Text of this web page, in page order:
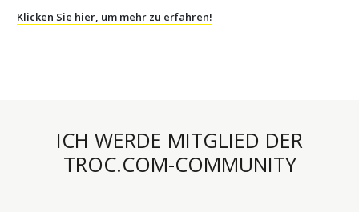
Klicken Sie hier, um mehr zu erfahren!
ICH WERDE MITGLIED DER
TROC.COM-COMMUNITY